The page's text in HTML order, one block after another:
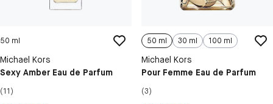
50 ml
Michael Kors
Sexy Amber Eau de Parfum
(11)
50 ml 30 ml 100 ml
Michael Kors
Pour Femme Eau de Parfum
(3)